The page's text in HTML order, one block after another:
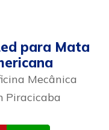
para Mata
Mecânica
Piracicaba